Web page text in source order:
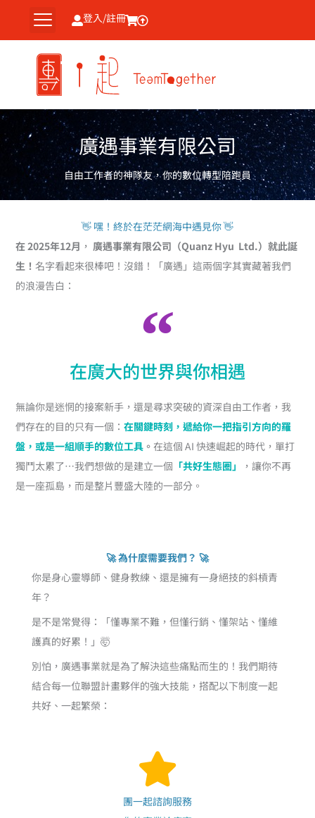
主
登入/註冊
廣遇事業有限公司
自由工作者的神隊友，你的數位轉型陪跑員
👋 嘿！終於在茫茫網海中遇見你 👋
在 2025年12月 ， 廣遇事業有限公司（Quanz Hyu Ltd.）就此誕
生！名字看起來很棒吧！沒錯！「廣遇」這兩個字其實藏著我們
的浪漫告白：
在廣大的世界與你相遇
無論你是迷惘的接案新手，還是尋求突破的資深自由工作者，我
們存在的目的只有一個：在關鍵時刻，遞給你一把指引方向的羅
盤，或是一組順手的數位工具 。 在這個 AI 快速崛起的時代，單打
獨鬥太累了…我們想做的是建立一個 「共好生態圈」
，讓你不再
是一座孤島，而是整片豐盛大陸的一部分。
🚀 為什麼需要我們？ 🚀
你是身心靈導師、健身教練、還是擁有一身絕技的斜槓青
年？
是不是常覺得：「懂專業不難，但懂行銷、懂架站、懂維
護真的好累！」🤯
別怕，廣遇事業就是為了解決這些痛點而生的！我們期待
結合每一位聯盟計畫夥伴的強大技能，搭配以下制度一起
共好、一起繁榮：
團一起諮詢服務